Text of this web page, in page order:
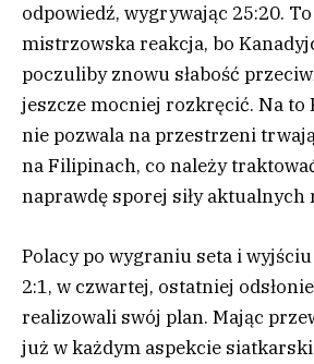
odpowiedź, wygrywając 25:20. To
mistrzowska reakcja, bo
poczuliby znowu słabość
jeszcze mocniej rozkręcić. Na to
nie pozwala na przestrzeni
na Filipinach, co należy
naprawdę sporej siły
Polacy po wygraniu seta i
2:1, w czwartej, ostatniej
realizowali swój plan. Mając
już w każdym aspekcie